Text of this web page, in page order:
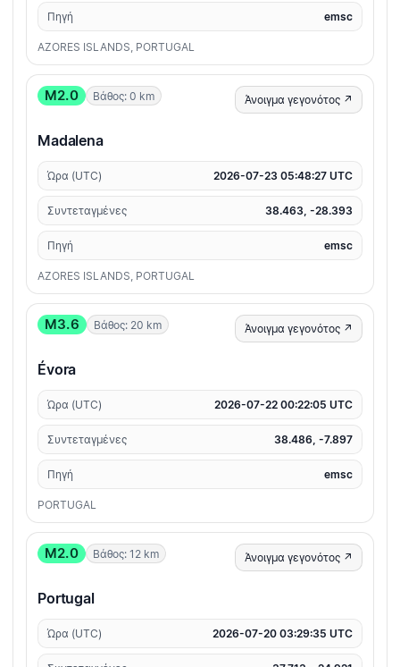
Πηγή emsc
AZORES ISLANDS, PORTUGAL
M2.0 Βάθος: 0 km Άνοιγμα γεγονότος ↗
Madalena
Ώρα (UTC) 2026-07-23 05:48:27 UTC
Συντεταγμένες 38.463, -28.393
Πηγή emsc
AZORES ISLANDS, PORTUGAL
M3.6 Βάθος: 20 km Άνοιγμα γεγονότος ↗
Évora
Ώρα (UTC) 2026-07-22 00:22:05 UTC
Συντεταγμένες 38.486, -7.897
Πηγή emsc
PORTUGAL
M2.0 Βάθος: 12 km Άνοιγμα γεγονότος ↗
Portugal
Ώρα (UTC) 2026-07-20 03:29:35 UTC